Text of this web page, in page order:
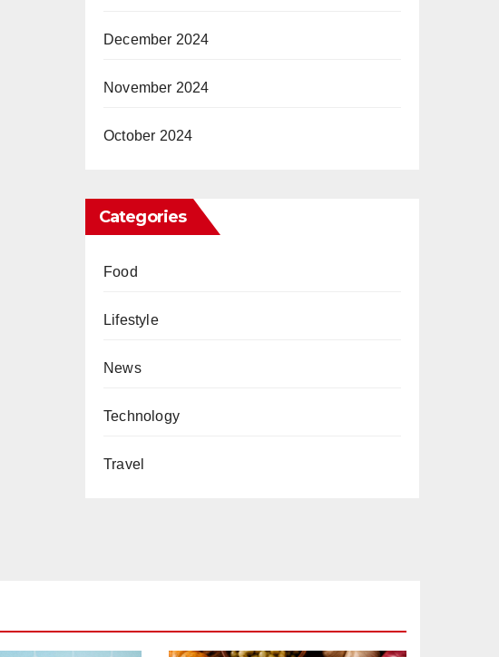
December 2024
November 2024
October 2024
Categories
Food
Lifestyle
News
Technology
Travel